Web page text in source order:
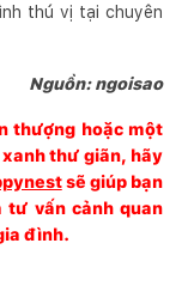
thú vị tại chuyên
Nguồn: ngoisao
thượng hoặc một
thư giãn, hãy
sẽ giúp bạn
vấn cảnh quan
đình.